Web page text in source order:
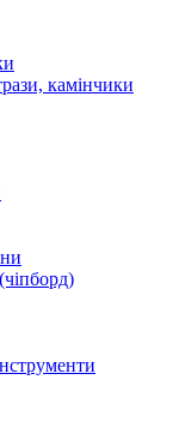
камінчики